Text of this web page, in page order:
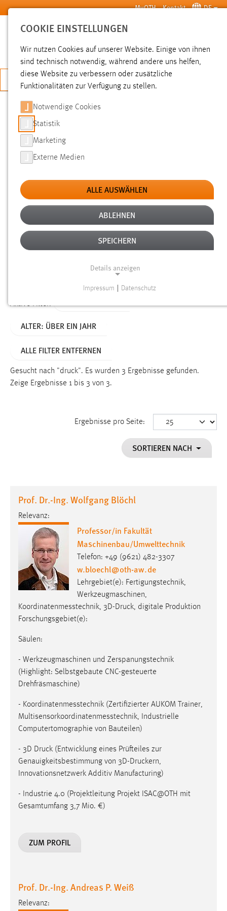
Zum Hauptinhalt springen MyOTH Kontakt DE
SUCHE
JETZT BEWERBEN
SUCHE
FILTER
Typ
Erstellungsdatum
Alter
Aktive Filter:
ALTER: ÜBER EIN JAHR
ALLE FILTER ENTFERNEN
Gesucht nach "druck". Es wurden 3 Ergebnisse gefunden.
Zeige Ergebnisse 1 bis 3 von 3.
Ergebnisse pro Seite:
SORTIEREN NACH
Prof. Dr.-Ing. Wolfgang Blöchl
Relevanz:
Professor/in Fakultät
Maschinenbau/Umwelttechnik
Telefon: +49 (9621) 482-3307
w.bloechl@oth-aw.de
Lehrgebiet(e): Fertigungstechnik,
Werkzeugmaschinen,
Koordinatenmesstechnik, 3D-Druck, digitale Produktion
Forschungsgebiet(e):
Säulen:
- Werkzeugmaschinen und Zerspanungstechnik
(Highlight: Selbstgebaute CNC-gesteuerte
Drehfräsmaschine)
- Koordinatenmesstechnik (Zertifizierter AUKOM Trainer,
Multisensorkoordinatenmesstechnik, Industrielle
Computertomographie von Bauteilen)
- 3D Druck (Entwicklung eines Prüfteiles zur
Genauigkeitsbestimmung von 3D-Druckern,
Innovationsnetzwerk Additiv Manufacturing)
- Industrie 4.0 (Projektleitung Projekt ISAC@OTH mit
Gesamtumfang 3,7 Mio. €)
ZUM PROFIL
Prof. Dr.-Ing. Andreas P. Weiß
Relevanz:
COOKIE EINSTELLUNGEN
Wir nutzen Cookies auf unserer Website. Einige von ihnen
sind technisch notwendig, während andere uns helfen,
diese Website zu verbessern oder zusätzliche
Funktionalitäten zur Verfügung zu stellen.
Notwendige Cookies
Statistik
Marketing
Externe Medien
ALLE AUSWÄHLEN
ABLEHNEN
SPEICHERN
Details anzeigen
Funktionen und sind für die einwandfreie Funktion der
Name:
Dieser Cookie speichert die ausgewählten Einverständnis-
Performance
Name:
staticfilecache
Zweck:
Für performante Seitenauslieferung wird in diesem Cookie
gespeichert, ob man eingeloggt ist.
Sprachpräferenz
Name:
Das Cookie speichert die gewählte Sprache der Website.
Cookie Laufzeit:
30 Tage
Chat
MibewSessionID, MIBEW_UserID, mibew_locale, mibew-
chat-frame-style-5e9dbeb1811c0446
Zweck:
Cookie Laufzeit:
Jahre, MIBEW_UserID = 1 Jahr
Name:
fe_user, be_user, be_lastLoginProvider
Impressum Datenschutz